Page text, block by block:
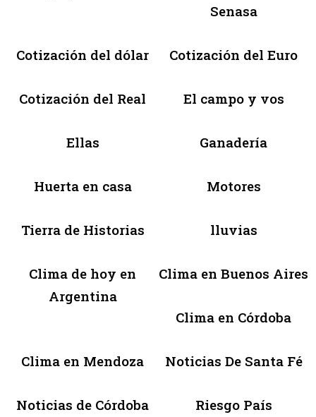
Senasa
Cotización del dólar Cotización del Euro
Cotización del Real El campo y vos
Ellas Ganadería
Huerta en casa Motores
Tierra de Historias lluvias
Clima de hoy en
Argentina
Clima en Buenos Aires
Clima en Córdoba
Clima en Mendoza Noticias De Santa Fé
Noticias de Córdoba Riesgo País